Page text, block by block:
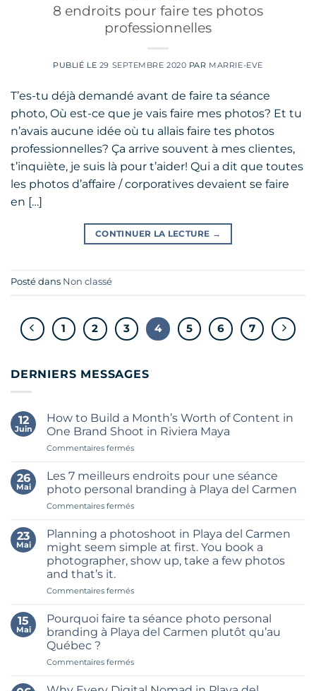
8 endroits pour faire tes photos
professionnelles
PUBLIÉ LE 29 SEPTEMBRE 2020 PAR MARRIE-EVE
T’es-tu déjà demandé avant de faire ta séance
photo, Où est-ce que je vais faire mes photos? Et tu
n’avais aucune idée où tu allais faire tes photos
professionnelles? Ça arrive souvent à mes clientes,
t’inquiète, je suis là pour t’aider! Qui a dit que toutes
les photos d’affaire / corporatives devaient se faire
en […]
CONTINUER LA LECTURE →
Posté dans Non classé
1 2 3 4 5 6 7
DERNIERS MESSAGES
12
Juin
How to Build a Month’s Worth of Content in
One Brand Shoot in Riviera Maya
Commentaires ferméssur
to
Build
a
Month’s
of
Content
in
One
Shoot
Riviera
Maya
26
Mai
Les 7 meilleurs endroits pour une séance
photo personal branding à Playa del Carmen
Commentaires ferméssur
7
meilleurs
endroits
pour
séance
personal
branding
à
del
23
Mai
Planning a photoshoot in Playa del Carmen
might seem simple at first. You book a
photographer, show up, take a few photos
and that’s it.
Commentaires ferméssur
a
photoshoot
in
del
might
15
Mai
Pourquoi faire ta séance photo personal
branding à Playa del Carmen plutôt qu’au
Québec ?
Commentaires ferméssur
faire